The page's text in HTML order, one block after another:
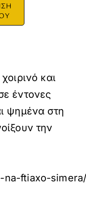
και
έντονες
ψημένα στη
την
ftiaxo-